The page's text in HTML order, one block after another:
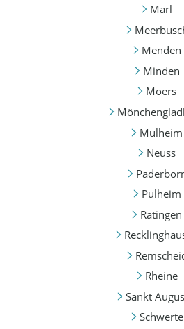
Marl
Menden
Minden
Moers
Mülheim
Neuss
Pulheim
Ratingen
Rheine
Sankt
Schwerte